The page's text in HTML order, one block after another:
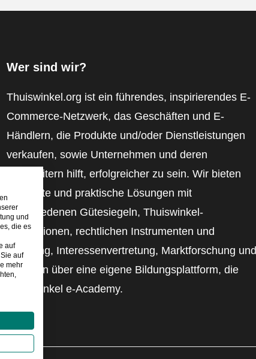
Wer sind wir?
Thuiswinkel.org ist ein führendes, inspirierendes E-
Commerce-Netzwerk, das Geschäften und E-
Händlern, die Produkte und/oder Dienstleistungen
verkaufen, sowie Unternehmen und deren
Mitarbeitern hilft, erfolgreicher zu sein. Wir bieten
relevante und praktische Lösungen mit
verschiedenen Gütesiegeln, Thuiswinkel-
Rezensionen, rechtlichen Instrumenten und
Beratung, Interessenvertretung, Marktforschung und
verfügen über eine eigene Bildungsplattform, die
Thuiswinkel e-Academy.
und
die es
auf
auf
mehr